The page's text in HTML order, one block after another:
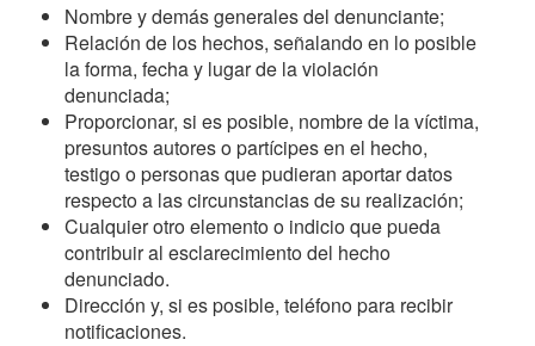
Nombre y demás generales del denunciante;
Relación de los hechos, señalando en lo posible
la forma, fecha y lugar de la violación
denunciada;
Proporcionar, si es posible, nombre de la víctima,
presuntos autores o partícipes en el hecho,
testigo o personas que pudieran aportar datos
respecto a las circunstancias de su realización;
Cualquier otro elemento o indicio que pueda
contribuir al esclarecimiento del hecho
denunciado.
Dirección y, si es posible, teléfono para recibir
notificaciones.